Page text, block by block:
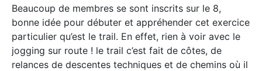
Beaucoup de membres se sont inscrits sur le 8,
bonne idée pour débuter et appréhender cet exercice
particulier qu’est le trail. En effet, rien à voir avec le
jogging sur route ! le trail c’est fait de côtes, de
relances de descentes techniques et de chemins où il